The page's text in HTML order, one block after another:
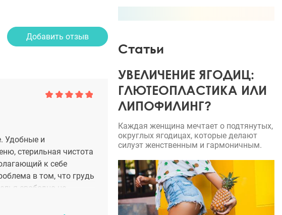
Добавить отзыв
Удобные и
стерильная чистота
к себе
в том, что грудь
свободно не
обо всех
прям сразу.
Статьи
УВЕЛИЧЕНИЕ ЯГОДИЦ:
ГЛЮТЕОПЛАСТИКА ИЛИ
ЛИПОФИЛИНГ?
Каждая женщина мечтает о подтянутых,
округлых ягодицах, которые делают
силуэт женственным и гармоничным.